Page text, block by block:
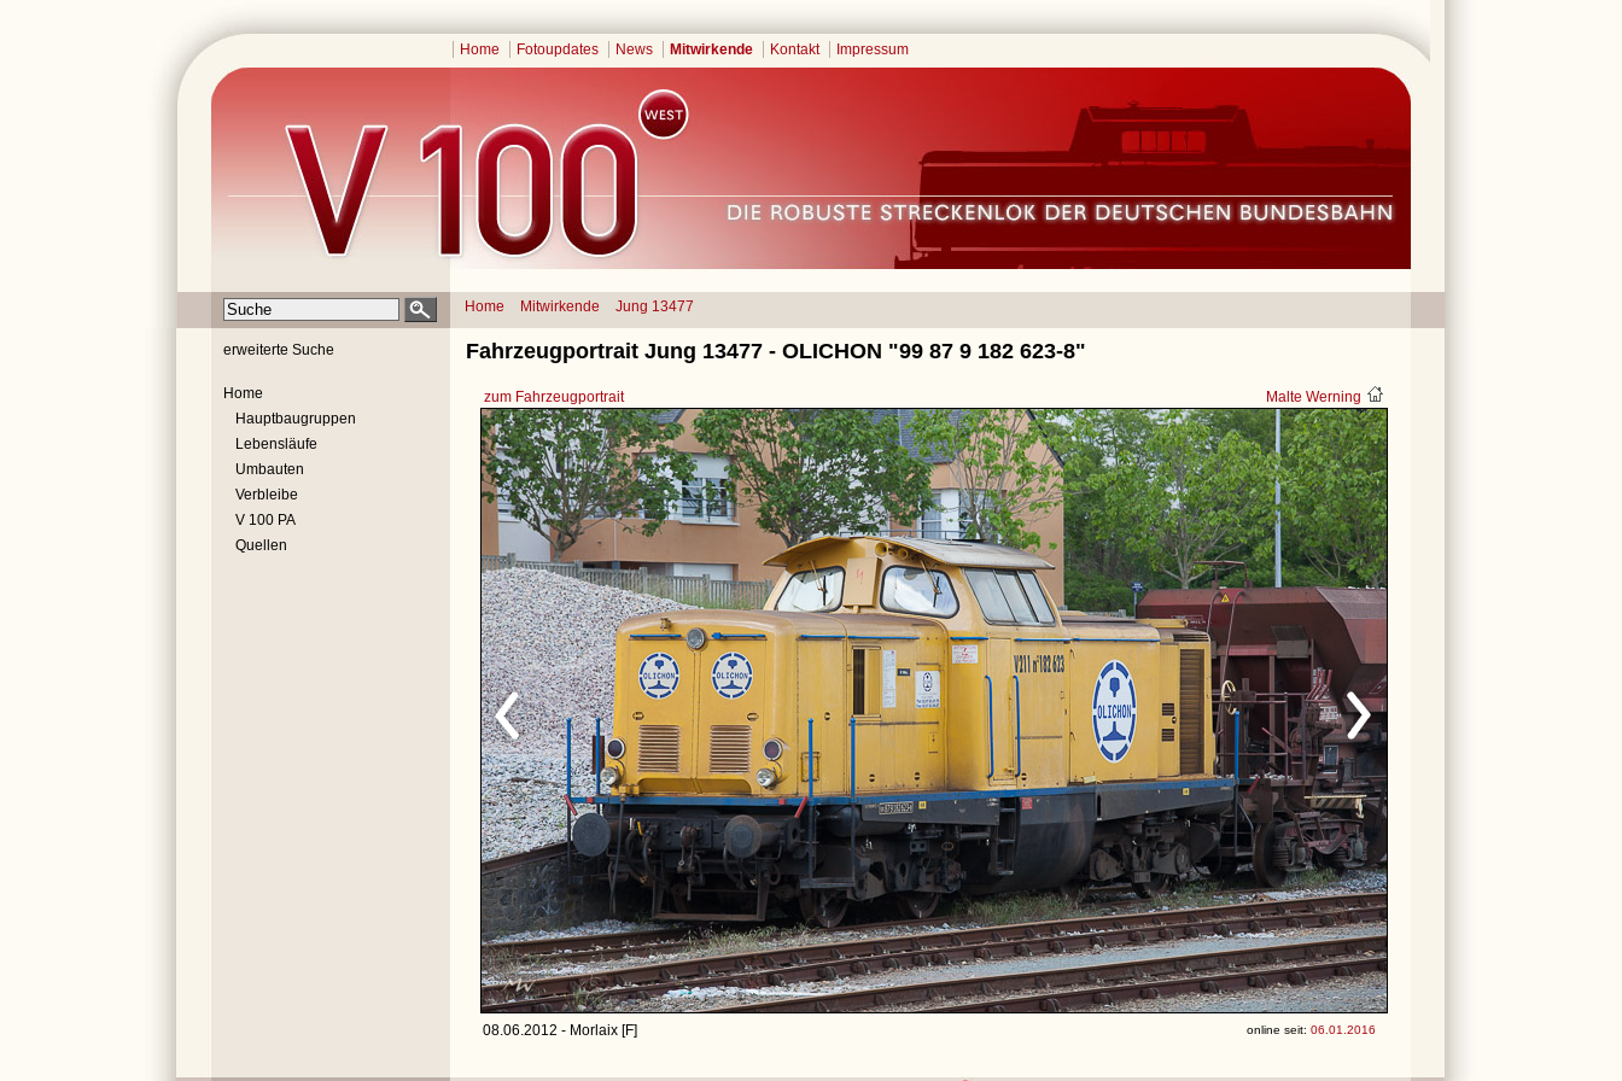
Home Fotoupdates News Mitwirkende Kontakt Impressum
Home Mitwirkende Jung 13477
erweiterte Suche
Home
Hauptbaugruppen
Lebensläufe
Umbauten
Verbleibe
V 100 PA
Quellen
Fahrzeugportrait Jung 13477 - OLICHON "99 87 9 182 623-8"
zum Fahrzeugportrait Malte Werning
08.06.2012 - Morlaix [F] online seit: 06.01.2016